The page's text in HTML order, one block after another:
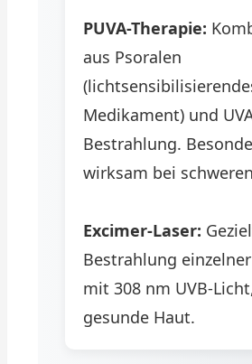
PUVA-Therapie:
aus Psoralen
Medikament) und
Bestrahlung.
wirksam bei
Excimer-Laser:
Bestrahlung
mit 308 nm UVB-
gesunde Haut.